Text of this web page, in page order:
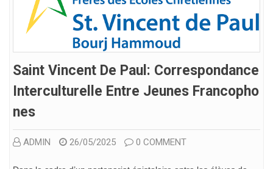
Saint Vincent De Paul: Correspondance
Interculturelle Entre Jeunes Francopho
Nes
ADMIN 26/05/2025 0 COMMENT